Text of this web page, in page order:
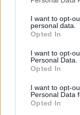
I want to opt-
personal data.
Opted In
I want to opt-
Personal Data.
Opted In
I want to opt-
Personal Data
Opted In
14 marca 2012,
[Krótko]